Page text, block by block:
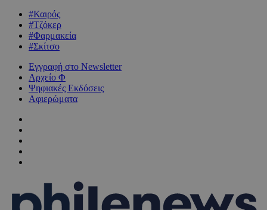
#Καιρός
#Τζόκερ
#Φαρμακεία
#Σκίτσο
Εγγραφή στο Newsletter
Αρχείο Φ
Ψηφιακές Εκδόσεις
Αφιερώματα